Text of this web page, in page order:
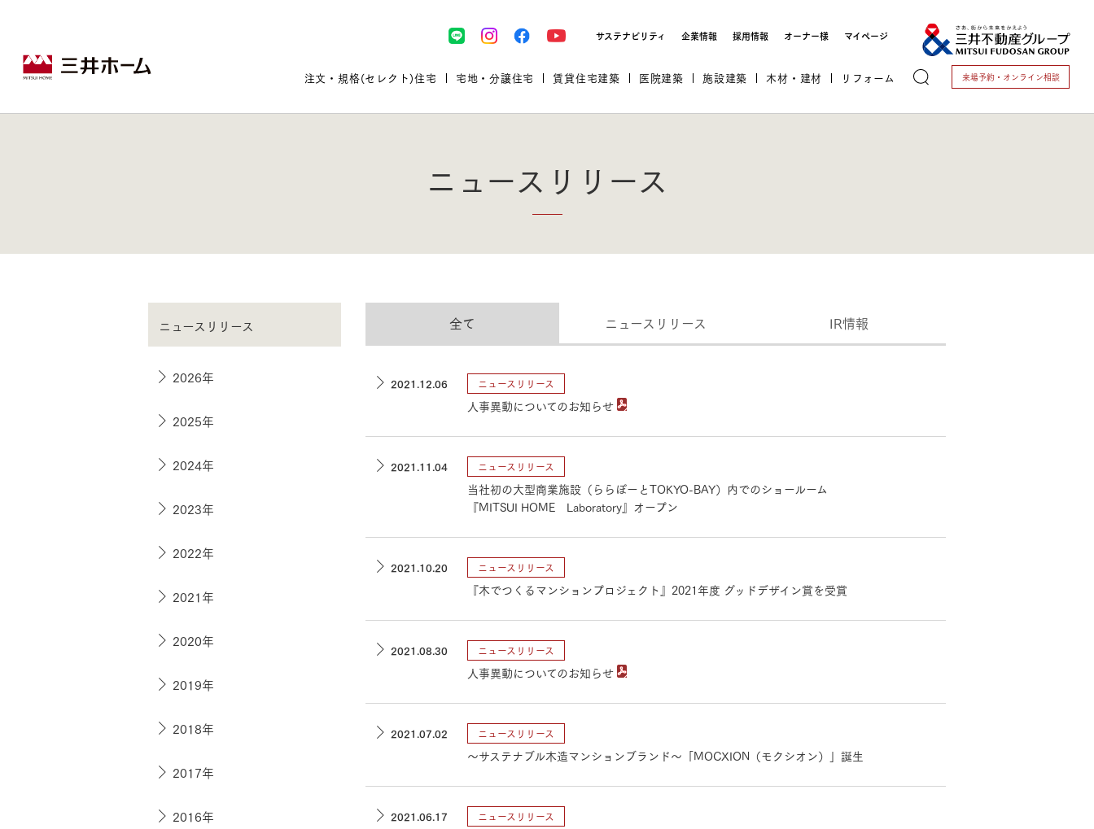
サステナビリティ 企業情報 採用情報 オーナー様 マイページ
注文・規格(セレクト)住宅
デザイン 全館空調 MOCX WALL工法のテク
お住まいづくりガイド
宅地・分譲住宅
建売/戸建分譲
既存住宅（SumStock）
土地・建物探しをコンサルティン
ランドパートナー
賃貸住宅建築
木造賃貸住宅MOCXSTYLE
実例紹介
イベント＆セミナー 企業向け不動産活用（CRE）
カタログ請求
医院建築
ドクターズ宝箱
ドクターズヴォイス
セミナー・相談会情報
セミナー・内覧会レポート
開業のための物件情報
診療圏調査依頼
これから開業される方
開業されている方
施設建築
商業施設実例
社宅・寮・事務所実例
企業向け不動産活用（CRE）
カタログ請求 お問い合わせフォーム
木材・建材
事業本部案内
事業内容
建築実例
リフォーム
カタログ請求 ご相談デスク
来場予約・ オンライン相談
ニュースリリース
全て ニュースリリース IR情報
2021.12.06 ニュースリリース
人事異動についてのお知らせ
2021.11.04 ニュースリリース
当社初の大型商業施設（ららぽーとTOKYO-BAY）内でのショールーム
『MITSUI HOME Laboratory』オープン
2021.10.20 ニュースリリース
『木でつくるマンションプロジェクト』2021年度 グッドデザイン賞を受賞
2021.08.30 ニュースリリース
人事異動についてのお知らせ
2021.07.02 ニュースリリース
～サステナブル木造マンションブランド～「MOCXION（モクシオン）」誕生
2021.06.17 ニュースリリース
ニュースリリース
2026年
2025年
2024年
2023年
2022年
2021年
2020年
2019年
2018年
2017年
2016年